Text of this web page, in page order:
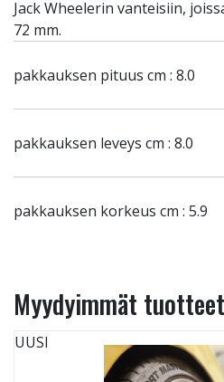
Jack Wheelerin vanteisiin,
72 mm.
pakkauksen pituus cm : 8.0
pakkauksen leveys cm : 8.0
pakkauksen korkeus cm : 5.9
Myydyimmät tuotteet
UUSI